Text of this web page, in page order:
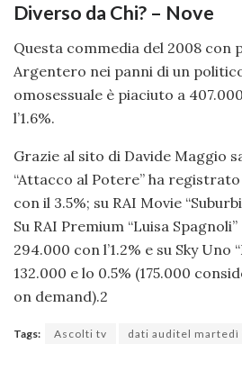
Diverso da Chi? – Nove
Questa commedia del 2008 con
Argentero nei panni di un
omosessuale è piaciuto a
l’1.6%.
Grazie al sito di Davide Maggio
“Attacco al Potere” ha
con il 3.5%; su RAI Movie
Su RAI Premium “Luisa
294.000 con l’1.2% e su Sky Uno
132.000 e lo 0.5% (175.000
on demand).2
Tags: Ascolti tv dati auditel martedì